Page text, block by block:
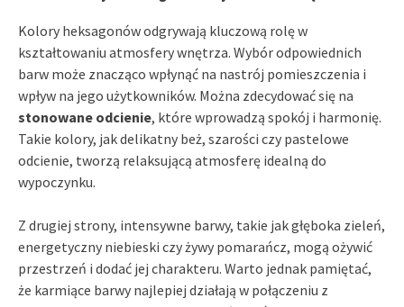
Kolory heksagonów odgrywają kluczową rolę w
kształtowaniu atmosfery wnętrza. Wybór odpowiednich
barw może znacząco wpłynąć na nastrój pomieszczenia i
wpływ na jego użytkowników. Można zdecydować się na
stonowane odcienie, które wprowadzą spokój i harmonię.
Takie kolory, jak delikatny beż, szarości czy pastelowe
odcienie, tworzą relaksującą atmosferę idealną do
wypoczynku.
Z drugiej strony, intensywne barwy, takie jak głęboka zieleń,
energetyczny niebieski czy żywy pomarańcz, mogą ożywić
przestrzeń i dodać jej charakteru. Warto jednak pamiętać,
że karmiące barwy najlepiej działają w połączeniu z